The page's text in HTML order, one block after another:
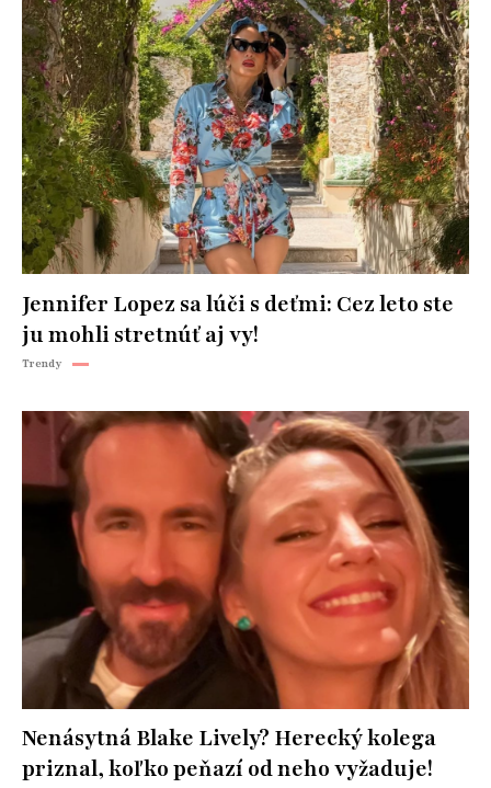
Jennifer Lopez sa lúči s deťmi: Cez leto ste
ju mohli stretnúť aj vy!
Trendy
Nenásytná Blake Lively? Herecký kolega
priznal, koľko peňazí od neho vyžaduje!